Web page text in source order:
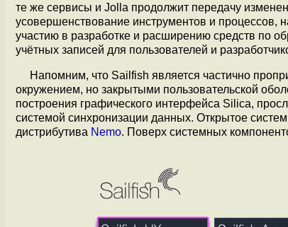
те же сервисы и Jolla продолжит передачу
усовершенствование инструментов и процессов,
участию в разработке и расширению средств по
учётных записей для пользователей и
Напомним, что Sailfish является частично
окружением, но закрытыми пользовательской
построения графического интерфейса Silica,
системой синхронизации данных. Открытое
дистрибутива Nemo. Поверх системных